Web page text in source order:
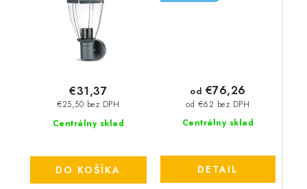
Centrálny sklad
€25,50 bez DPH
€31,37
DO KOŠÍKA
Centrálny sklad
od €62 bez DPH
od €76,26
DETAIL